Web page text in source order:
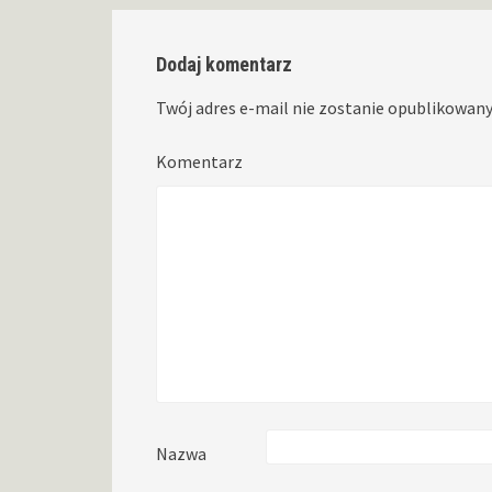
Dodaj komentarz
Twój adres e-mail nie zostanie
Komentarz
Nazwa